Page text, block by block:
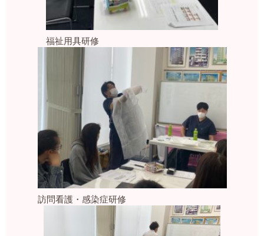
福祉用具研修
訪問看護・感染症研修